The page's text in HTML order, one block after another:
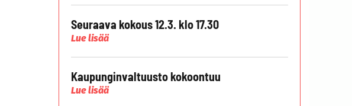
Seuraava kokous 12.3. klo 17.30
Lue lisää
Kaupunginvaltuusto kokoontuu
Lue lisää